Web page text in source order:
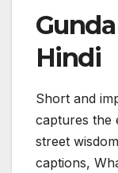
Hindi
Short and
captures the
street wisdom
captions,